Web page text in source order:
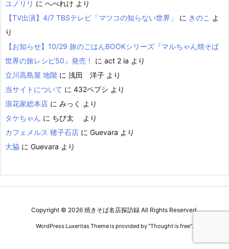
ユノリリ に へべれけ より
【TV出演】4/7 TBSテレビ「マツコの知らない世界」
に きのこ よ
り
【お知らせ】10/29 旅のごはんBOOKシリーズ『マルちゃん焼そば
世界の旅レシピ50』発売！
に act 2 ia より
立川高島屋 地階 に 浅田 洋子 より
当サイトについて に 432ペプシ より
浪花家総本店 に みっく
より
タケちゃん に ちび太
より
カフェメルス 猪子石店 に Guevara より
大脇 に Guevara より
Copyright © 2026 焼きそば名店探訪録 All Rights Reserved.
WordPress Luxeritas Theme is provided by "Thought is free".